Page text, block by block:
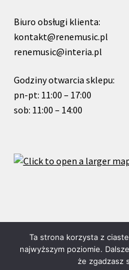
Biuro obsługi klienta:
kontakt@renemusic.pl
renemusic@interia.pl
Godziny otwarcia sklepu:
pn-pt: 11:00 – 17:00
sob: 11:00 – 14:00
© ReneMusic 2023
Ta strona korzysta z
najwyższym poziomie.
że zgadzasz